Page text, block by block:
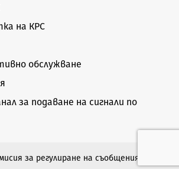
на КРС
обслужване
за подаване на сигнали по
за регулиране на съобщенията